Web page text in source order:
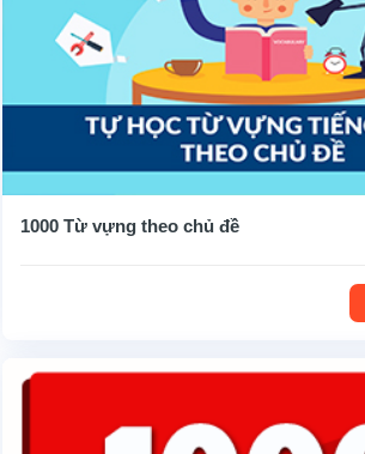
1000 Từ vựng theo chủ đề